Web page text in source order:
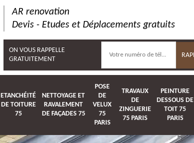
AR renovation
Devis - Etudes et Déplacements gratuits
ON VOUS RAPPELLE
GRATUITEMENT
ETANCHÉITÉ
DE TOITURE
75
NETTOYAGE ET
RAVALEMENT
DE FAÇADES 75
POSE
DE
VELUX
75
PARIS
TRAVAUX
DE
ZINGUERIE
75 PARIS
PEINTURE
DESSOUS DE
TOIT 75
PARIS